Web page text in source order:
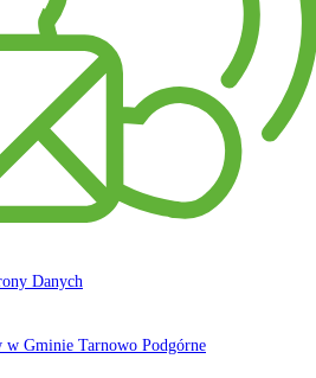
Danych
w Gminie Tarnowo Podgórne